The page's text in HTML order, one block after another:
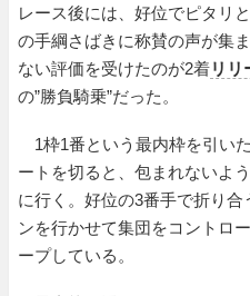
レース後には、好位でピタリ
の手綱さばきに称賛の声が集
ない評価を受けたのが2着リリ
の”勝負騎乗”だった。
1枠1番という最内枠を引い
ートを切ると、包まれないよ
に行く。好位の3番手で折り
ンを行かせて集団をコントロ
ープしている。